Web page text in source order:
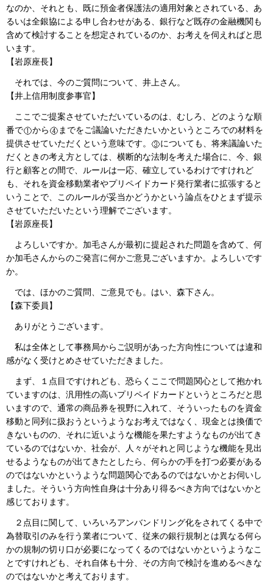
なのか、それとも、既に預金者保護法の適用対象とされている、あ
るいは全銀協による申し合わせがある、銀行など既存の金融機関も
含めて検討することを想定されているのか、お考えを伺えればと思
います。
【岩原座長】
それでは、今のご質問について、井上さん。
【井上信用制度参事官】
ここでご提案させていただいているのは、むしろ、どのような順
番で
から
までをご議論いただきたいかというところでの材料を
提供させていただくという意味です。
についても、将来議論いた
だくときの考え方としては、横断的な法制を考えた場合に、今、銀
行と顧客との間で、ルールは一応、確立しているわけですけれど
も、それを資金移動業者やプリペイドカード発行業者に拡張すると
いうことで、このルールが妥当かどうかという論点をひとまず提示
させていただいたという理解でございます。
【岩原座長】
よろしいですか。加毛さんが最初に提起された問題を含めて、何
か加毛さんからのご発言に何かご意見ございますか。よろしいです
か。
では、ほかのご質問、ご意見でも。はい、森下さん。
【森下委員】
ありがとうございます。
私は全体として事務局からご説明があった方向性については違和
感がなく受けとめさせていただきました。
まず、１点目ですけれども、恐らくここで問題関心として抱かれ
ていますのは、汎用性の高いプリペイドカードというところだと思
いますので、通常の商品券を視野に入れて、そういったものを資金
移動と同列に扱おうというようなお考えではなく、現金とは換価で
きないものの、それに近いような機能を果たすようなものが出てき
ているのではないか、社会が、人々がそれと同じような機能を見出
せるようなものが出てきたとしたら、何らかの手を打つ必要がある
のではないかというような問題関心であるのではないかとお伺いし
ました。そういう方向性自身は十分あり得るべき方向ではないかと
感じております。
２点目に関して、いろいろアンバンドリング化をされてくる中で
為替取引のみを行う業者について、従来の銀行規制とは異なる何ら
かの規制の切り口が必要になってくるのではないかというようなこ
とですけれども、それ自体も十分、その方向で検討を進めるべきな
のではないかと考えております。